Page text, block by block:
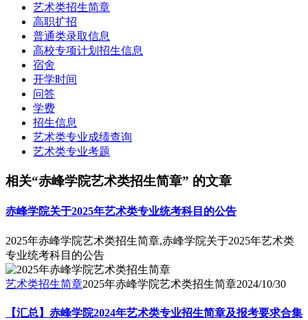
艺术类招生简章
高职扩招
普通类录取信息
高校专项计划招生信息
宿舍
开学时间
问答
学费
招生信息
艺术类专业成绩查询
艺术类专业考题
相关“赤峰学院艺术类招生简章” 的文章
赤峰学院关于2025年艺术类专业统考科目的公告
2025年赤峰学院艺术类招生简章,赤峰学院关于2025年艺术类
专业统考科目的公告
艺术类招生简章2025年赤峰学院艺术类招生简章2024/10/30
【汇总】赤峰学院2024年艺术类专业招生简章及报考要求合集